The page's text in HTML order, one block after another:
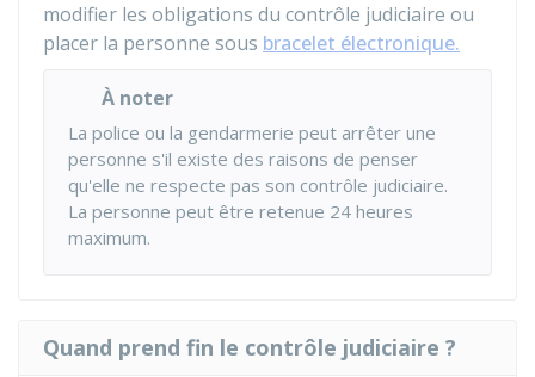
modifier les obligations du contrôle judiciaire ou
placer la personne sous bracelet électronique.
À noter
La police ou la gendarmerie peut arrêter une
personne s'il existe des raisons de penser
qu'elle ne respecte pas son contrôle judiciaire.
La personne peut être retenue 24 heures
maximum.
Quand prend fin le contrôle judiciaire ?